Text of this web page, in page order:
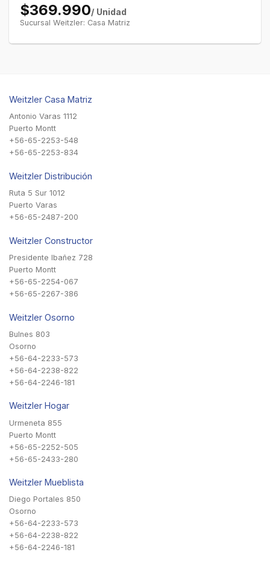
$369.990/ Unidad
Sucursal Weitzler: Casa Matriz
Weitzler Casa Matriz
Antonio Varas 1112
Puerto Montt
+56-65-2253-548
+56-65-2253-834
Weitzler Distribución
Ruta 5 Sur 1012
Puerto Varas
+56-65-2487-200
Weitzler Constructor
Presidente Ibañez 728
Puerto Montt
+56-65-2254-067
+56-65-2267-386
Weitzler Osorno
Bulnes 803
Osorno
+56-64-2233-573
+56-64-2238-822
+56-64-2246-181
Weitzler Hogar
Urmeneta 855
Puerto Montt
+56-65-2252-505
+56-65-2433-280
Weitzler Mueblista
Diego Portales 850
Osorno
+56-64-2233-573
+56-64-2238-822
+56-64-2246-181